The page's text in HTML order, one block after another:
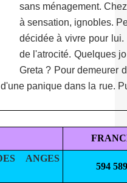
sans ménagement.
à sensation, ignobles.
décidée à vivre pour
de l'atrocité. Quelques
Greta ? Pour demeurer
panique dans la rue.
ANGES
594 589